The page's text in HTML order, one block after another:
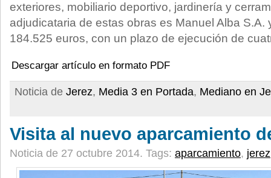
exteriores, mobiliario deportivo, jardinería y
adjudicataria de estas obras es Manuel Alba S.A.
184.525 euros, con un plazo de ejecución de
Descargar artículo en formato PDF
Noticia de Jerez, Media 3 en Portada, Mediano en
Visita al nuevo aparcamiento
Noticia de 27 octubre 2014. Tags: aparcamiento, jerez